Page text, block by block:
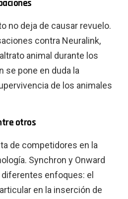
no deja de causar revuelo.
contra Neuralink,
animal durante los
se pone en duda la
de los animales
otros
de competidores en la
Synchron y Onward
enfoques: el
en la inserción de